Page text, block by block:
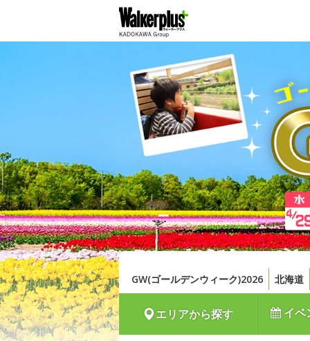
GW(ゴールデンウィーク)2026 北海道
エリアから探す イベ